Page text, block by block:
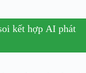
kết hợp AI phát